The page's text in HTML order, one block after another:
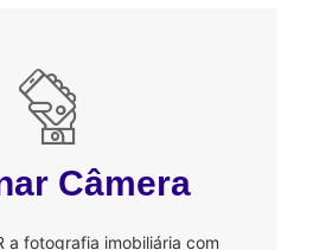
Câmera
a fotografia imobiliária com